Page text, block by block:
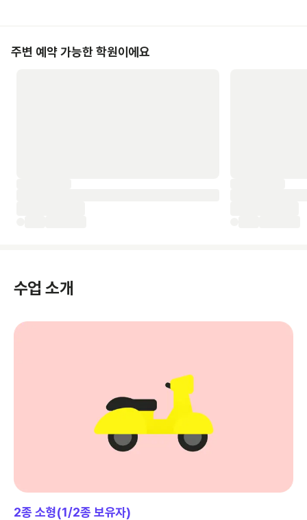
주변 예약 가능한 학원이에요
수업 소개
2종 소형(1/2종 보유자)